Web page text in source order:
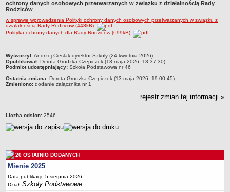
Zlikwidowane gimnazja
Przekształcone szkoły i placówki
Specjalny Ośrodek nr 1
Specjalny Ośrodek nr 5
BURSA MIEJSKA
Majątek
Ogłoszenie
Zarządzenia
Kontrole
ochrony danych osobowych przetwarzanych w związku z działalnością Rady
Rodziców
w sprawie wprowadzenia Polityki ochrony danych osobowych przetwarzanych w związku z
działalnością Rady Rodziców (448kB)
Polityka ochrony danych dla Rady Rodziców (699kB)
metryczka
Wytworzył:Andrzej Cieslak-dyrektor Szkoły (24 kwietnia 2026)
Opublikował: Dorota Grodzka-Czepiczek (13 maja 2026, 18:37:30)
Podmiot udostępniający: Szkoła Podstawowa nr 46
Ostatnia zmiana: Dorota Grodzka-Czepiczek (13 maja 2026, 19:00:45)
Zmieniono: dodanie załącznika nr 1
rejestr zmian tej informacji »
Liczba odsłon: 2546
20 OSTATNIO DODANYCH
Mienie 2025
Data publikacji: 5 sierpnia 2026
Dział:Szkoły Podstawowe